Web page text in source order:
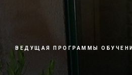
ВЕДУЩАЯ ПРОГРАММЫ